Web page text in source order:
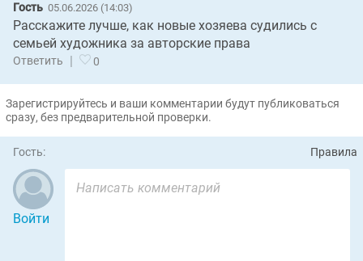
Гость 05.06.2026 (14:03)
Расскажите лучше, как новые хозяева судились с
семьей художника за авторские права
Ответить | 0
Зарегистрируйтесь и ваши комментарии будут публиковаться
сразу, без предварительной проверки.
Гость: Правила
Войти